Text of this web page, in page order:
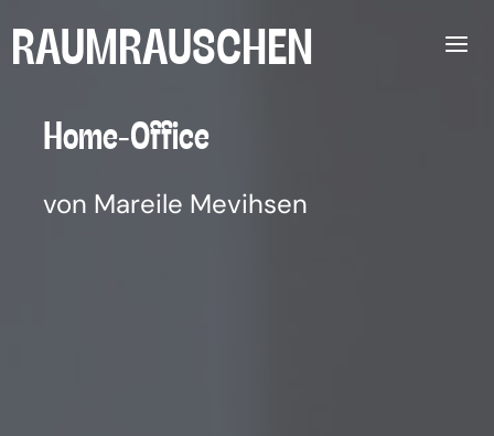
Inhalt
RAUMRAUSCHEN
Home-Office
von Mareile Mevihsen